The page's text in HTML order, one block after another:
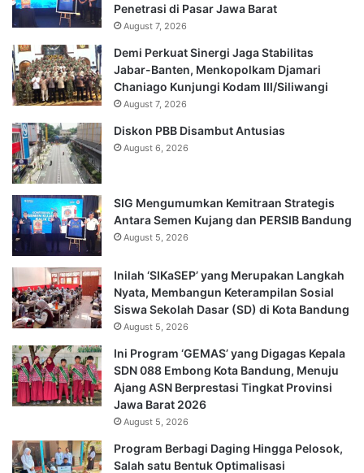
Penetrasi di Pasar Jawa Barat
August 7, 2026
Demi Perkuat Sinergi Jaga Stabilitas
Jabar-Banten, Menkopolkam Djamari
Chaniago Kunjungi Kodam III/Siliwangi
August 7, 2026
Diskon PBB Disambut Antusias
August 6, 2026
SIG Mengumumkan Kemitraan Strategis
Antara Semen Kujang dan PERSIB Bandung
August 5, 2026
Inilah ‘SIKaSEP’ yang Merupakan Langkah
Nyata, Membangun Keterampilan Sosial
Siswa Sekolah Dasar (SD) di Kota Bandung
August 5, 2026
Ini Program ‘GEMAS’ yang Digagas Kepala
SDN 088 Embong Kota Bandung, Menuju
Ajang ASN Berprestasi Tingkat Provinsi
Jawa Barat 2026
August 5, 2026
Program Berbagi Daging Hingga Pelosok,
Salah satu Bentuk Optimalisasi